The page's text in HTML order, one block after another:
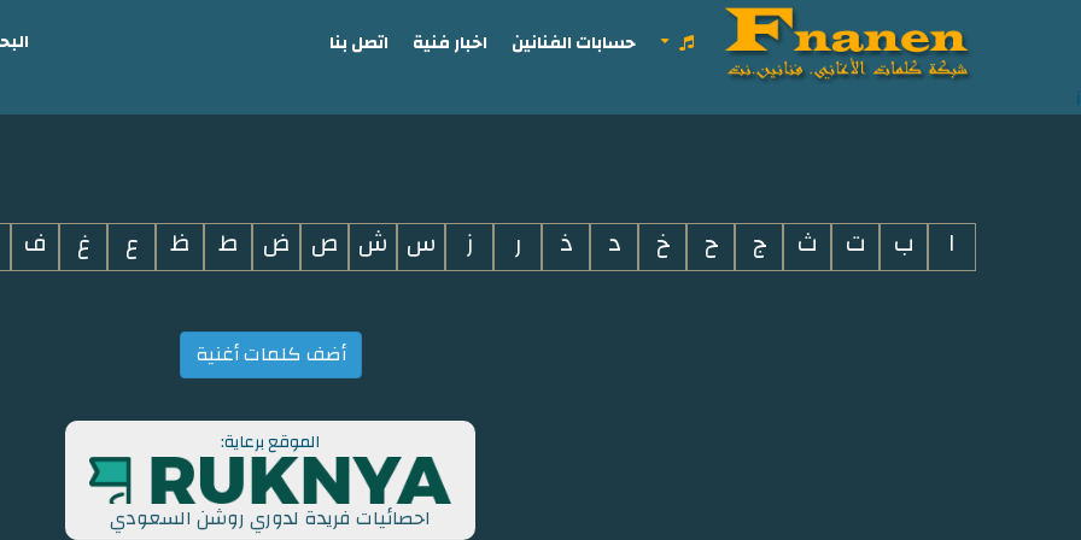
i
حسابات الفنانين اخبار فنية اتصل بنا
ا ب ت ث ج ح خ د ذ ر ز س ش ص ض ط ظ ع غ ف
أضف كلمات أغنية
الموقع برعاية:
احصائيات فريدة لدوري روشن السعودي